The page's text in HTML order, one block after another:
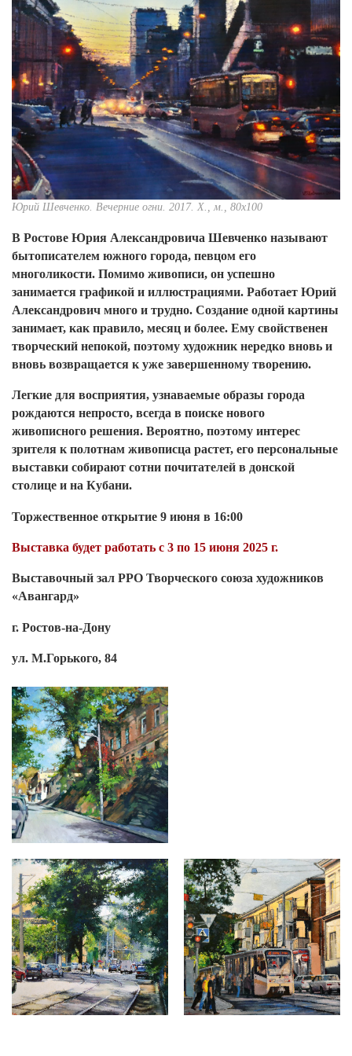
Юрий Шевченко. Вечерние огни. 2017. Х., м., 80х100
В Ростове Юрия Александровича Шевченко называют
бытописателем южного города, певцом его
многоликости. Помимо живописи, он успешно
занимается графикой и иллюстрациями. Работает Юрий
Александрович много и трудно. Создание одной картины
занимает, как правило, месяц и более. Ему свойственен
творческий непокой, поэтому художник нередко вновь и
вновь возвращается к уже завершенному творению.
Легкие для восприятия, узнаваемые образы города
рождаются непросто, всегда в поиске нового
живописного решения. Вероятно, поэтому интерес
зрителя к полотнам живописца растет, его персональные
выставки собирают сотни почитателей в донской
столице и на Кубани.
Торжественное открытие 9 июня в 16:00
Выставка будет работать с 3 по 15 июня 2025 г.
Выставочный зал РРО Творческого союза художников
«Авангард»
г. Ростов-на-Дону
ул. М.Горького, 84